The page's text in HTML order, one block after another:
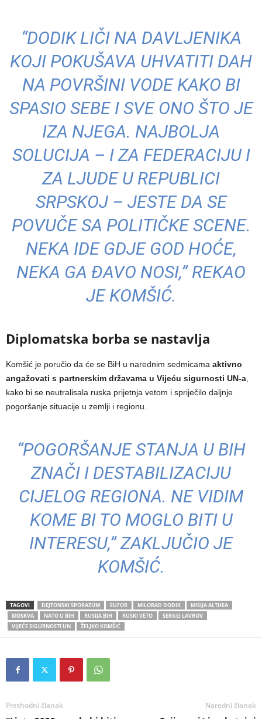
“DODIK LIČI NA DAVLJENIKA
KOJI POKUŠAVA UHVATITI DAH
NA POVRŠINI VODE KAKO BI
SPASIO SEBE I SVE ONO ŠTO JE
IZA NJEGA. NAJBOLJA
SOLUCIJA – I ZA FEDERACIJU I
ZA LJUDE U REPUBLICI
SRPSKOJ – JESTE DA SE
POVUČE SA POLITIČKE SCENE.
NEKA IDE GDJE GOD HOĆE,
NEKA GA ĐAVO NOSI,” REKAO
JE KOMŠIĆ.
Diplomatska borba se nastavlja
Komšić je poručio da će se BiH u narednim sedmicama aktivno
angažovati s partnerskim državama u Vijeću sigurnosti UN-a
kako bi se neutralisala ruska prijetnja vetom i spriječilo daljnje
pogoršanje situacije u zemlji i regionu.
“POGORŠANJE STANJA U BIH
ZNAČI I DESTABILIZACIJU
CIJELOG REGIONA. NE VIDIM
KOME BI TO MOGLO BITI U
INTERESU,” ZAKLJUČIO JE
KOMŠIĆ.
TAGOVI DEJTONSKI SPORAZUM EUFOR MILORAD DODIK
MISIJA ALTHEA
MOSKVA
NATO U BIH RUSIJA BIH RUSKI VETO
SERGEJ LAVROV
VIJEĆE SIGURNOSTI UN
ŽELJKO KOMŠIĆ
Prethodni članak Naredni članak